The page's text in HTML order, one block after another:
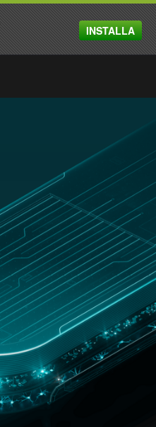
MENU
INSTALLA